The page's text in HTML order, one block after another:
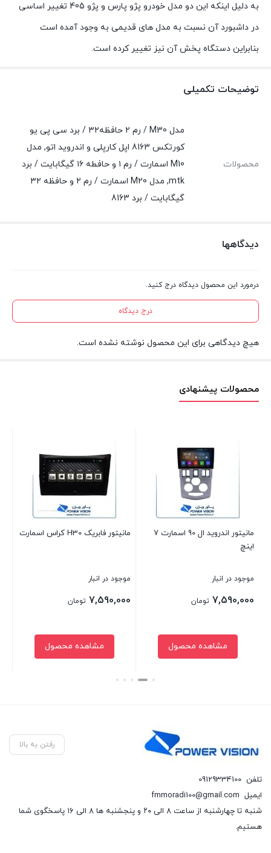
به دلیل اینکه این دو مدل خودرو پژو پارس و پژو 405 تغییر اساسی
در داشبورد آن نسبت به مدل های قدیمی به وجود آمده است
بنابراین دستگاه پخش آن نیز تغییر کرده است.
توضیحات تکمیلی
محصولات
مدل M30 / رم ۲ حافظه۳۲ / برد سی پی یو
کورتکس 8163 اپل کارپلی و اندروید اتو, مدل
M10 اسمارت / رم ۱ و حافطه ۱۶ گیگابایت / برد
mtk, مدل M20 اسمارت / رم ۲ و حافظه ۳۲
گیگابایت / برد 8163
دیدگاهها
درمورد این محصول دیدگاه درج کنید.
درج دیدگاه
هیچ دیدگاهی برای این محصول نوشته نشده است.
محصولات پیشنهادی
مانیتور اندروید ال 90 اسمارت 7
اینچ
موجود در انبار
7,590,000 تومان
مشاهده محصول
مانیتور فابریک H30 کراس اسمارت
موجود در انبار
7,590,000 تومان
بستن
مشاهده محصول
رفتن به بالا
تلفن 09129334100
ایمیل fmmoradi100@gmail.com
شنبه تا چهارشنبه از ساعت ۸ الی ۲۰ و پنجشنبه ها ۸ الی ۱۶ پاسخگوی شما
هستیم.